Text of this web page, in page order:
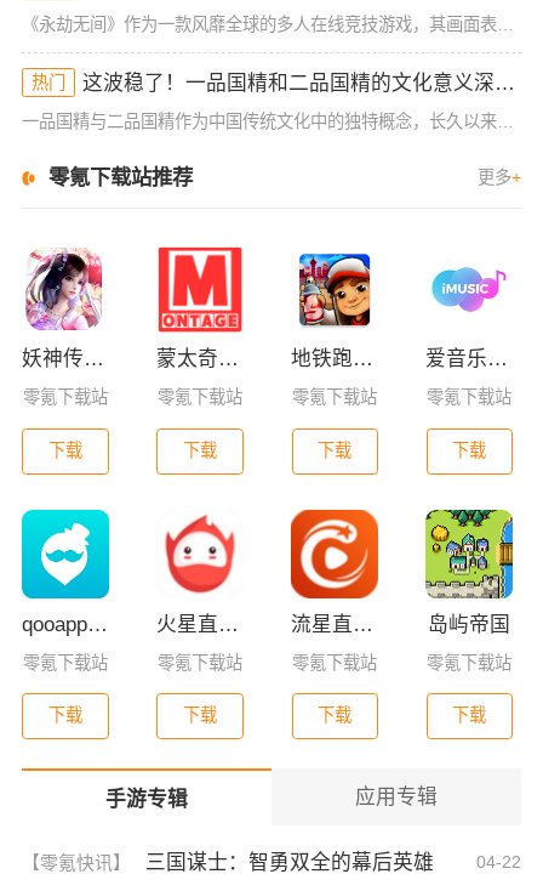
《永劫无间》作为一款风靡全球的多人在线竞技游戏，其画面表现力和战斗快感都让无数玩家欲罢不能。为了确保玩家能在游戏中获得最佳的体验，选择合适的电脑配置至关重要。如果你的设备性能不足，可能会面临掉帧、卡顿
热门 这波稳了！一品国精和二品国精的文化意义深度解析！谁懂啊
一品国精与二品国精作为中国传统文化中的独特概念，长久以来在人们的认知中扮演着重要角色。随着历史的推移，社会各界对这些身份和阶层的理解也逐渐发生了变化。今天，我们就来深度剖析一品国精和二品国精的文化意义
零氪下载站推荐 更多+
妖神传GM版
零氪下载站
下载
蒙太奇影视2025最新版本下载
零氪下载站
下载
地铁跑酷全皮肤版
零氪下载站
下载
爱音乐app下载免费版
零氪下载站
下载
qooapp安卓版
零氪下载站
下载
火星直播2025最新版
零氪下载站
下载
流星直播官方版免费下载
零氪下载站
下载
岛屿帝国
零氪下载站
下载
手游专辑 应用专辑
【零氪快讯】 三国谋士：智勇双全的幕后英雄 04-22